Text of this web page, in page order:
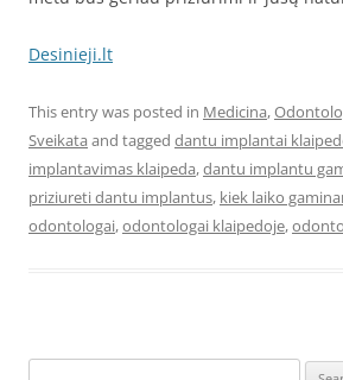
Desinieji.lt
This entry was posted in Medicina,
Sveikata and tagged dantu implantai
implantavimas klaipeda,dantu implantu
priziureti dantu implantus, kiek laiko
odontologai,odontologai klaipedoje,